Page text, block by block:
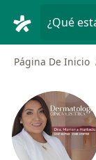
¿Qué
Página De Inicio